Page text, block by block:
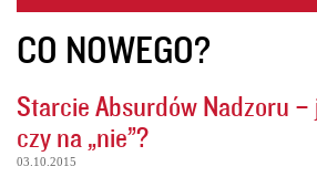
CO NOWEGO?
Starcie Absurdów Nadzoru –
czy na „nie”?
03.10.2015